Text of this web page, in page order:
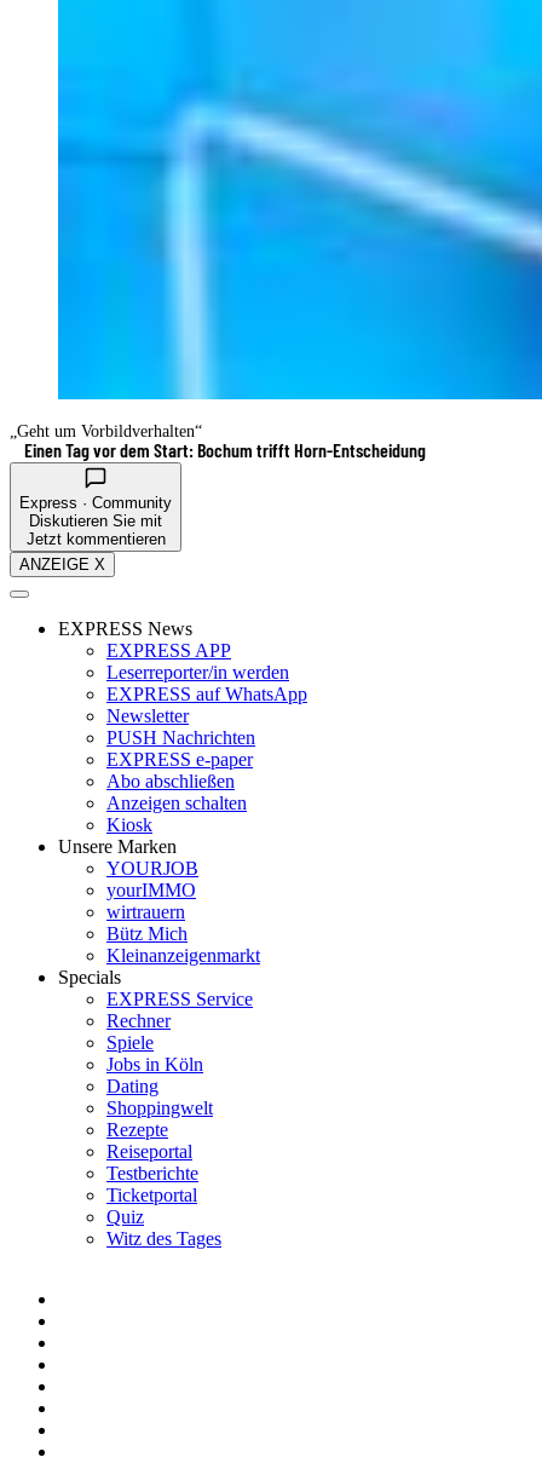
„Geht um Vorbildverhalten“
Einen Tag vor dem Start: Bochum trifft Horn-Entscheidung
Express · Community
Diskutieren Sie mit
Jetzt kommentieren
ANZEIGE X
EXPRESS News
EXPRESS APP
Leserreporter/in werden
EXPRESS auf WhatsApp
Newsletter
PUSH Nachrichten
EXPRESS e-paper
Abo abschließen
Anzeigen schalten
Kiosk
Unsere Marken
YOURJOB
yourIMMO
wirtrauern
Bütz Mich
Kleinanzeigenmarkt
Specials
EXPRESS Service
Rechner
Spiele
Jobs in Köln
Dating
Shoppingwelt
Rezepte
Reiseportal
Testberichte
Ticketportal
Quiz
Witz des Tages